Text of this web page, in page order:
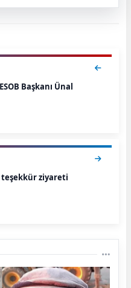
Başkanı Ünal
teşekkür ziyareti